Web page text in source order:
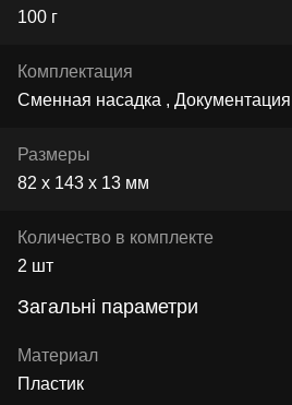
100 г
Комплектация
Сменная насадка , Документация
Размеры
82 х 143 х 13 мм
Количество в комплекте
2 шт
Загальні параметри
Материал
Пластик